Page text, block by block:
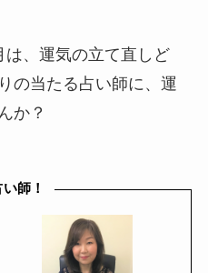
、運気の立て直しど
の当たる占い師に、運
か？
師！